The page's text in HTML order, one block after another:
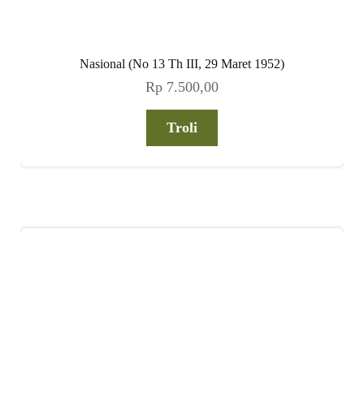
Nasional (No 13 Th III, 29 Maret 1952)
Rp 7.500,00
Troli